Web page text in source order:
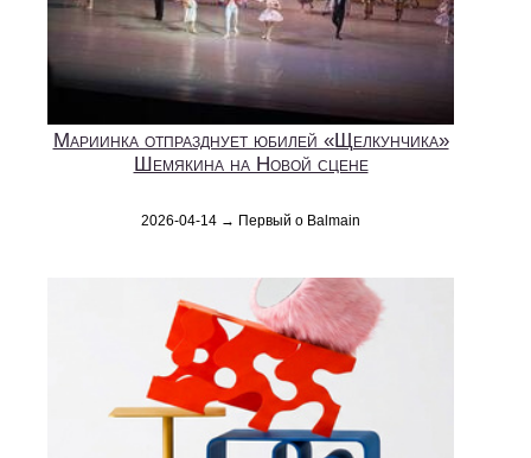
Мариинка отпразднует юбилей «Щелкунчика»
Шемякина на Новой сцене
2026-04-14 → Первый о Balmain